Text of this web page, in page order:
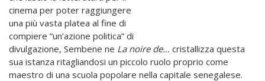
cinema per poter raggiungere
una più vasta platea al fine di
compiere “un’azione politica” di
divulgazione, Sembene ne La noire de… cristallizza questa
sua istanza ritagliandosi un piccolo ruolo proprio come
maestro di una scuola popolare nella capitale senegalese.